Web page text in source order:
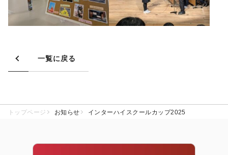
一覧に戻る
トップページ お知らせ インターハイスクールカップ2025